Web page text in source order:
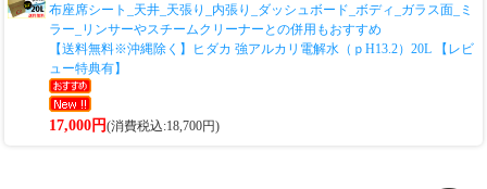
布座席シート_天井_天張り_内張り_ダッシュボード_ボディ_ガラス面_ミ
ラー_リンサーやスチームクリーナーとの併用もおすすめ
【送料無料※沖縄除く】ヒダカ 強アルカリ電解水（ｐH13.2）20L 【レビ
ュー特典有】
17,000円(消費税込:18,700円)